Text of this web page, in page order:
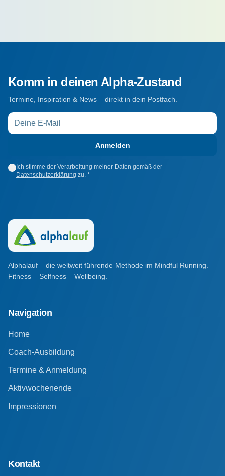
Komm in deinen Alpha-Zustand
Termine, Inspiration & News – direkt in dein Postfach.
Anmelden
Ich stimme der Verarbeitung meiner Daten gemäß der
Datenschutzerklärung zu. *
Alphalauf – die weltweit führende Methode im Mindful Running.
Fitness – Selfness – Wellbeing.
Navigation
Home
Coach-Ausbildung
Termine & Anmeldung
Aktivwochenende
Impressionen
Kontakt